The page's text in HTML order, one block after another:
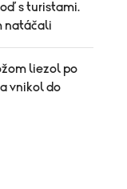
s turistami.
natáčali
liezol po
vnikol do